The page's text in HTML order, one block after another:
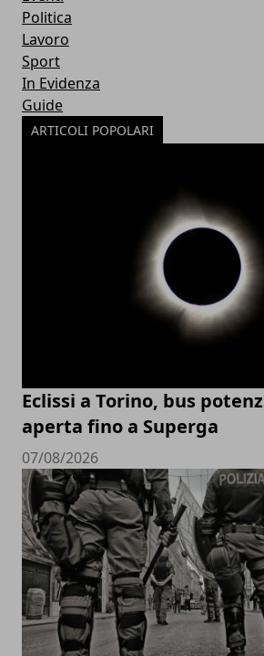
Politica
Lavoro
Sport
In Evidenza
Guide
ARTICOLI POPOLARI
Eclissi a Torino, bus
aperta fino a Superga
07/08/2026